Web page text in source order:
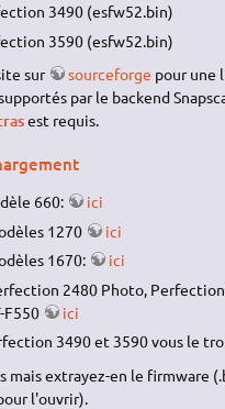
3490 (esfw52.bin)
3590 (esfw52.bin)
sur
sourceforge pour une
par le backend
est requis.
660:
ici
1270
ici
1670:
ici
2480 Photo, Perfection
F550
ici
3490 et 3590 vous le
mais extrayez-en le firmware
l'ouvrir).